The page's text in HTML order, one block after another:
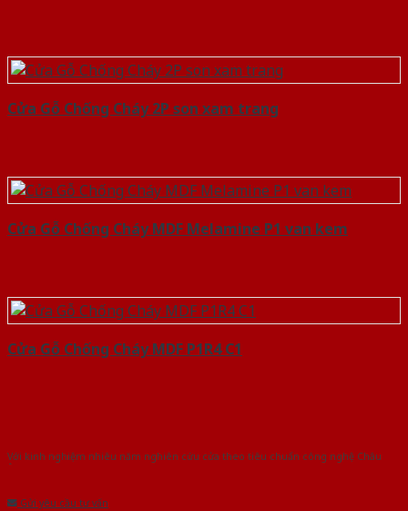
Cửa Gỗ Chống Cháy 2P son xam trang
Cửa Gỗ Chống Cháy MDF Melamine P1 van kem
Cửa Gỗ Chống Cháy MDF P1R4 C1
Với kinh nghiệm nhiêu năm nghiên cứu cửa theo tiêu chuẩn công nghệ Châu
Gửi yêu cầu tư vấn